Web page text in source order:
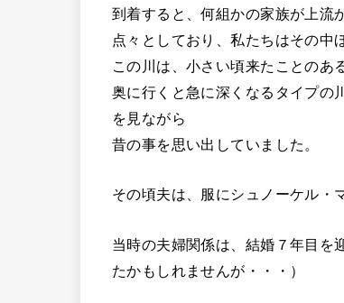
到着すると、何組かの家族が上流
点々としており、私たちはその中
この川は、小さい頃来たことのあ
奥に行くと急に深くなるタイプの
を見ながら
昔の事を思い出していました。
その頃夫は、服にシュノーケル・
当時の夫婦関係は、結婚７年目を
たかもしれませんが・・・）